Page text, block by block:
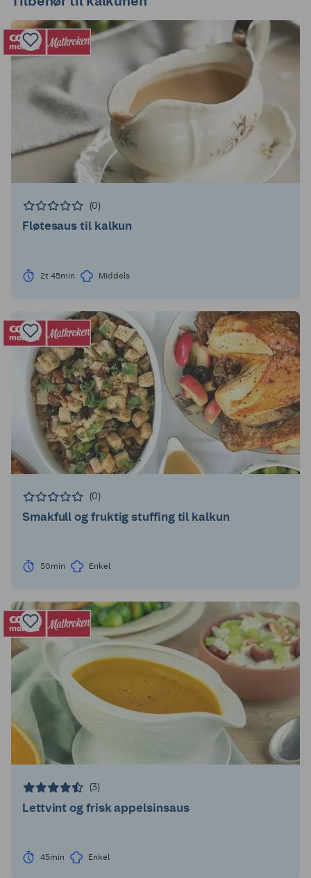
(0)
Fløtesaus til kalkun
2t 45min Middels
(0)
Smakfull og fruktig stuffing til kalkun
50min Enkel
(3)
Lettvint og frisk appelsinsaus
45min Enkel